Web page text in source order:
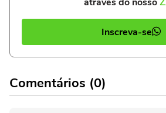
Inscreva-se
Comentários (0)